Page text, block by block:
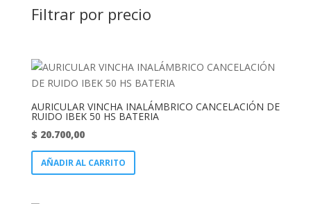
Filtrar por precio
AURICULAR VINCHA INALÁMBRICO CANCELACIÓN DE
RUIDO IBEK 50 HS BATERIA
$20.700,00
AÑADIR AL CARRITO